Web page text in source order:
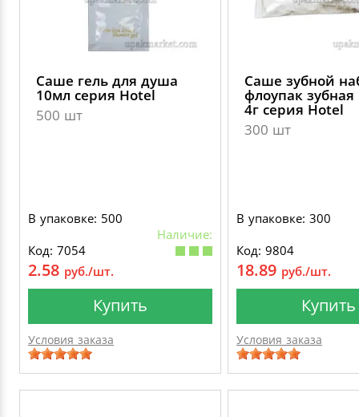
Саше гель для душа
10мл серия Hotel
500 шт
В упаковке: 500
Наличие:
Код: 7054
2.58 руб./шт.
Купить
Условия заказа
Саше зубной
флоупак зубная
4г серия Hotel
300 шт
В упаковке: 300
Код: 9804
18.89 руб./шт.
Купить
Условия заказа